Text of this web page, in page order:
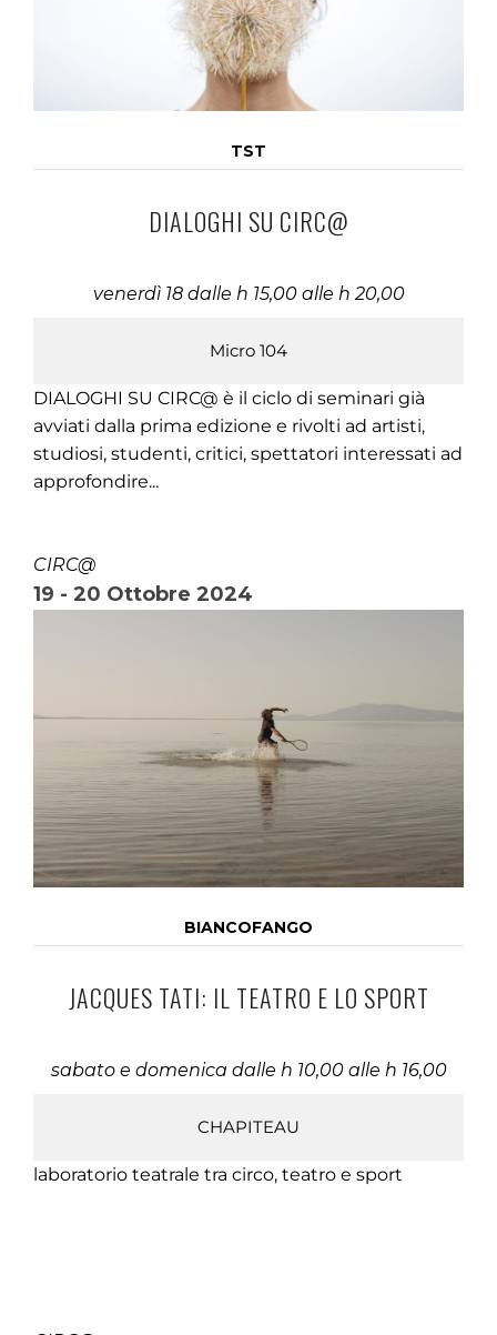
TST
DIALOGHI SU CIRC@
venerdì 18 dalle h 15,00 alle h 20,00
Micro 104
DIALOGHI SU CIRC@ è il ciclo di seminari già
avviati dalla prima edizione e rivolti ad artisti,
studiosi, studenti, critici, spettatori interessati ad
approfondire...
CIRC@
19 - 20 Ottobre 2024
BIANCOFANGO
JACQUES TATI: IL TEATRO E LO SPORT
sabato e domenica dalle h 10,00 alle h 16,00
CHAPITEAU
laboratorio teatrale tra circo, teatro e sport